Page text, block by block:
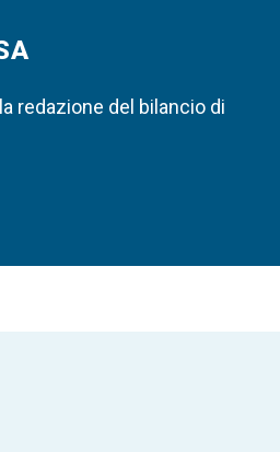
redazione del bilancio di